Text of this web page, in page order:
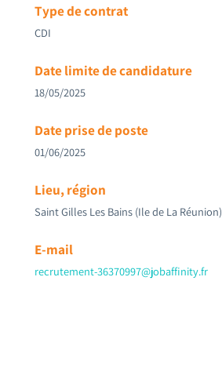
Type de contrat
CDI
Date limite de candidature
18/05/2025
Date prise de poste
01/06/2025
Lieu, région
Saint Gilles Les Bains (Ile de La Réunion)
E-mail
recrutement-36370997@jobaffinity.fr